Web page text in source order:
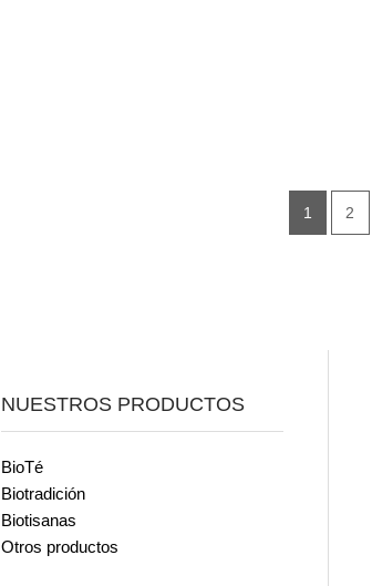
1 2
NUESTROS PRODUCTOS
BioTé
Biotradición
Biotisanas
Otros productos